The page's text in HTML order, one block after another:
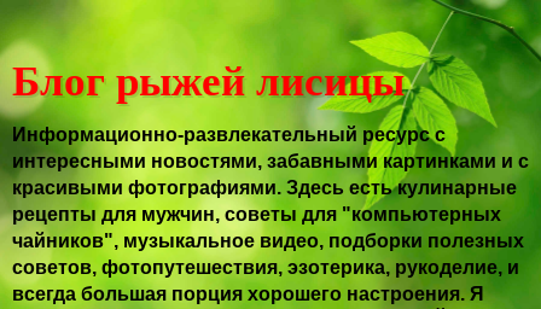
Блог рыжей лисицы
Информационно-развлекательный ресурс с
интересными новостями, забавными картинками и с
красивыми фотографиями. Здесь есть кулинарные
рецепты для мужчин, советы для "компьютерных
чайников", музыкальное видео, подборки полезных
советов, фотопутешествия, эзотерика, рукоделие, и
всегда большая порция хорошего настроения. Я